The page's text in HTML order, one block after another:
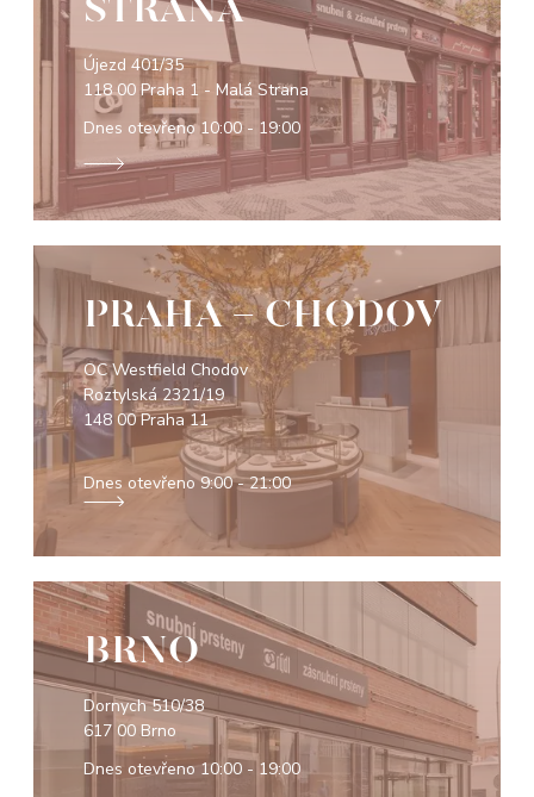
Újezd 401/35
118 00 Praha 1 - Malá Strana
Dnes otevřeno10:00 - 19:00
PRAHA - CHODOV
OC Westfield Chodov
Roztylská 2321/19
148 00 Praha 11
Dnes otevřeno9:00 - 21:00
BRNO
Dornych 510/38
617 00 Brno
Dnes otevřeno10:00 - 19:00